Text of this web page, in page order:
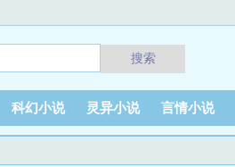
搜索
科幻小说 灵异小说 言情小说